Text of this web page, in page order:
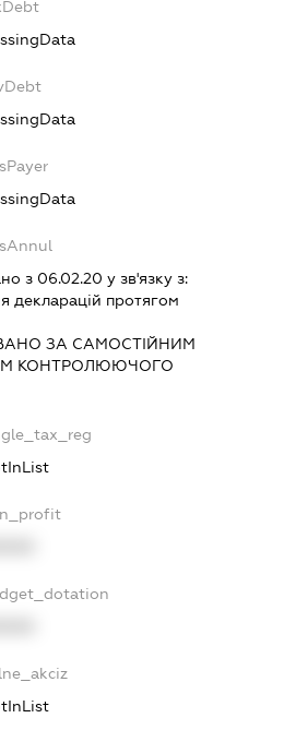
з 06.02.20 у зв'язку з:
декларацiй протягом
ЗА САМОСТIЙНИМ
КОНТРОЛЮЮЧОГО